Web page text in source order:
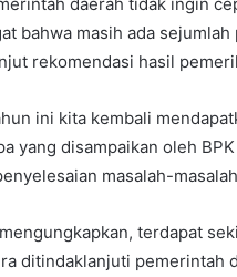
daerah tidak ingin
bahwa masih ada
rekomendasi hasil
ini kita kembali
yang disampaikan oleh
masalah-
terdapat
ditindaklanjuti pemerintah